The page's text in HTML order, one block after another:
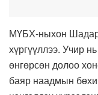
МҮБХ-ныхон
хүргүүллээ. Учир
өнгөрсөн долоо
баяр наадмын